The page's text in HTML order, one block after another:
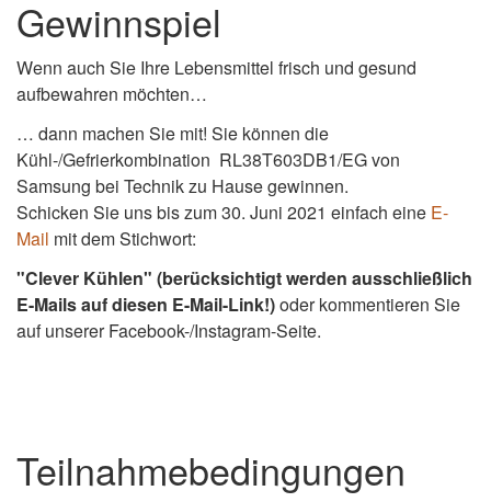
Gewinnspiel
Wenn auch Sie Ihre Lebensmittel frisch und gesund
aufbewahren möchten…
… dann machen Sie mit! Sie können die
Kühl-/Gefrierkombination RL38T603DB1/EG von
Samsung bei Technik zu Hause gewinnen.
Schicken Sie uns bis zum 30. Juni 2021 einfach eine E-
Mail mit dem Stichwort:
"Clever Kühlen" (berücksichtigt werden ausschließlich
E-Mails auf diesen E-Mail-Link!)oder kommentieren Sie
auf unserer Facebook-/Instagram-Seite.
Teilnahmebedingungen